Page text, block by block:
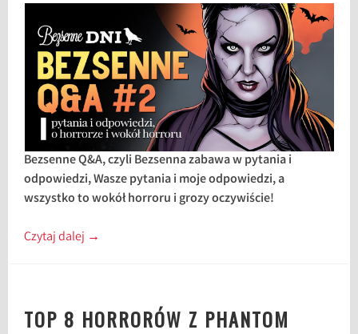
Bezsenne Q&A, czyli Bezsenna zabawa w pytania i
odpowiedzi, Wasze pytania i moje odpowiedzi, a
wszystko to wokół horroru i grozy oczywiście!
Czytaj dalej →
TOP 8 HORRORÓW Z PHANTOM